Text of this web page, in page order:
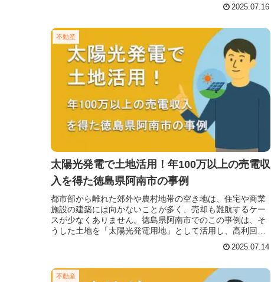
2025.07.16
不動産
太陽光発電で土地活用！年100万以上の売電収
入を得た徳島県阿南市の事例
都市部から離れた郊外や農村地帯の空き地は、住宅や商業
施設の建築には向かないことが多く、売却も難航するケー
スが少なくありません。徳島県阿南市でのこの事例は、そ
うした土地を「太陽光発電用地」として活用し、高利回り
2025.07.14
不動産